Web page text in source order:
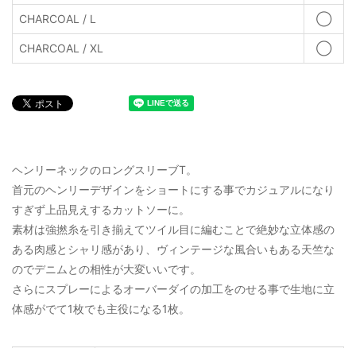
CHARCOAL / L ◯
CHARCOAL / XL ◯
ヘンリーネックのロングスリーブT。
首元のヘンリーデザインをショートにする事でカジュアルになり
すぎず上品見えするカットソーに。
素材は強撚糸を引き揃えてツイル目に編むことで絶妙な立体感の
ある肉感とシャリ感があり、ヴィンテージな風合いもある天竺な
のでデニムとの相性が大変いいです。
さらにスプレーによるオーバーダイの加工をのせる事で生地に立
体感がでて1枚でも主役になる1枚。